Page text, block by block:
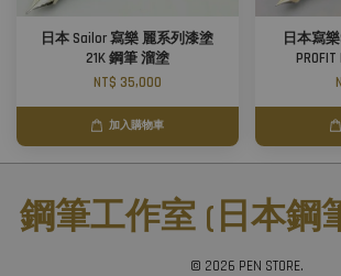
日本 Sailor 寫樂 麗系列漆塗
21K 鋼筆 溜塗
NT$ 35,000
加入購物車
日本寫樂
鋼筆工作室 (日本鋼
© 2026 PEN STORE.